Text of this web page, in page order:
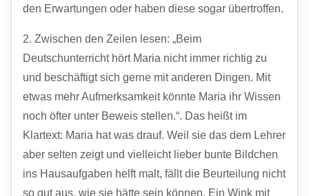
den Erwartungen oder haben diese sogar übertroffen.
2. Zwischen den Zeilen lesen: „Beim
Deutschunterricht hört Maria nicht immer richtig zu
und beschäftigt sich gerne mit anderen Dingen. Mit
etwas mehr Aufmerksamkeit könnte Maria ihr Wissen
noch öfter unter Beweis stellen.“. Das heißt im
Klartext: Maria hat was drauf. Weil sie das dem Lehrer
aber selten zeigt und vielleicht lieber bunte Bildchen
ins Hausaufgaben helft malt, fällt die Beurteilung nicht
so gut aus, wie sie hätte sein können. Ein Wink mit